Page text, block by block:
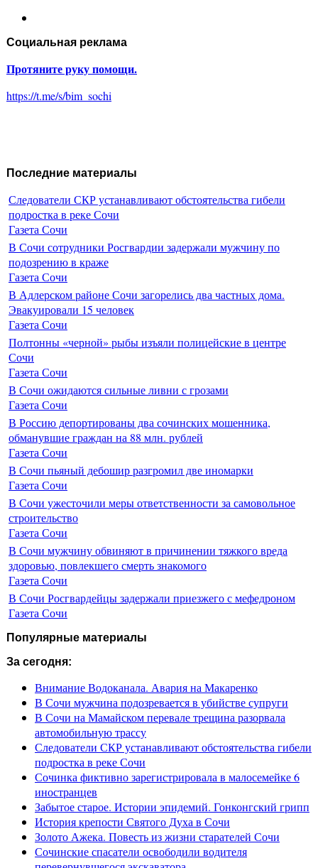
Социальная реклама
Протяните руку помощи.
https://t.me/s/bim_sochi
Последние материалы
Следователи СКР устанавливают обстоятельства гибели
подростка в реке Сочи
Газета Сочи
В Сочи сотрудники Росгвардии задержали мужчину по
подозрению в краже
Газета Сочи
В Адлерском районе Сочи загорелись два частных дома.
Эвакуировали 15 человек
Газета Сочи
Полтонны «черной» рыбы изъяли полицейские в центре
Сочи
Газета Сочи
В Сочи ожидаются сильные ливни с грозами
Газета Сочи
В Россию депортированы два сочинских мошенника,
обманувшие граждан на 88 млн. рублей
Газета Сочи
В Сочи пьяный дебошир разгромил две иномарки
Газета Сочи
В Сочи ужесточили меры ответственности за самовольное
строительство
Газета Сочи
В Сочи мужчину обвиняют в причинении тяжкого вреда
здоровью, повлекшего смерть знакомого
Газета Сочи
В Сочи Росгвардейцы задержали приезжего с мефедроном
Газета Сочи
Популярные материалы
За сегодня:
Внимание Водоканала. Авария на Макаренко
В Сочи мужчина подозревается в убийстве супруги
В Сочи на Мамайском перевале трещина разорвала
автомобильную трассу
Следователи СКР устанавливают обстоятельства гибели
подростка в реке Сочи
Сочинка фиктивно зарегистрировала в малосемейке 6
иностранцев
Забытое старое. Истории эпидемий. Гонконгский грипп
История крепости Святого Духа в Сочи
Золото Ажека. Повесть из жизни старателей Сочи
Сочинские спасатели освободили водителя